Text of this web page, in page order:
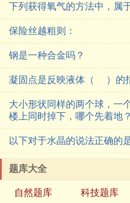
下列获得氧气的方法中，属
保险丝越粗则：
钢是一种合金吗？
凝固点是反映液体（ ）的
大小形状同样的两个球，一
楼上同时掉下，哪个先着地？
以下对于水晶的说法正确的
题库大全
自然题库 科技题库